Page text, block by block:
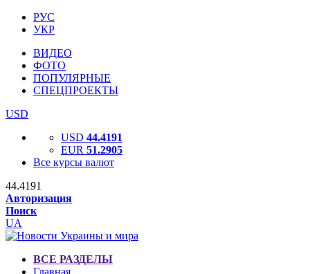
РУС
УКР
ВИДЕО
ФОТО
ПОПУЛЯРНЫЕ
СПЕЦПРОЕКТЫ
USD
USD 44.4191
EUR 51.2905
Все курсы валют
44.4191
Авторизация
Поиск
UA
ВСЕ РАЗДЕЛЫ
Главная